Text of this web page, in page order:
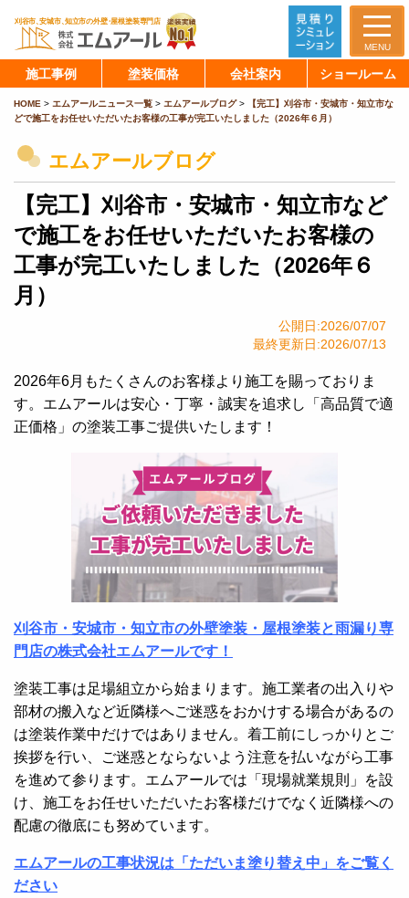
MENU
施工事例 塗装価格 会社案内 ショールーム
HOME > エムアールニュース一覧 > エムアールブログ>
【完工】刈谷市・安城市・知立市な
どで施工をお任せいただいたお客様の工事が完工いたしました（2026年６月）
エムアールブログ
【完工】刈谷市・安城市・知立市など
で施工をお任せいただいたお客様の
工事が完工いたしました（2026年６
月）
公開日:2026/07/07
最終更新日:2026/07/13
2026年6月もたくさんのお客様より施工を賜っておりま
す。エムアールは安心・丁寧・誠実を追求し「高品質で適
正価格」の塗装工事ご提供いたします！
刈谷市・安城市・知立市の外壁塗装・屋根塗装と雨漏り専
門店の株式会社エムアールです！
塗装工事は足場組立から始まります。施工業者の出入りや
部材の搬入など近隣様へご迷惑をおかけする場合があるの
は塗装作業中だけではありません。着工前にしっかりとご
挨拶を行い、ご迷惑とならないよう注意を払いながら工事
を進めて参ります。エムアールでは「現場就業規則」を設
け、施工をお任せいただいたお客様だけでなく近隣様への
配慮の徹底にも努めています。
エムアールの工事状況は「ただいま塗り替え中」をご覧く
ださい